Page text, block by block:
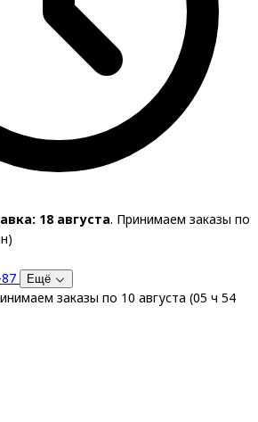
18 августа. Принимаем заказы по
)
Ещё
заказы по 10 августа (05 ч 54